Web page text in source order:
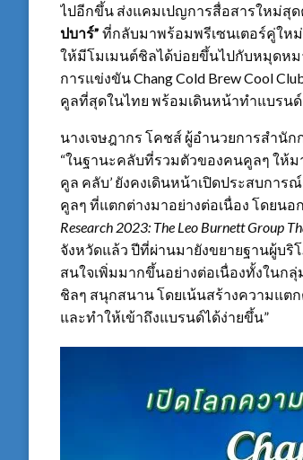
ไปอีกขึ้น ส่งแคมเปญการสื่อสารใหม่สุ
ปบาร์” ที่กลับมาพร้อมพรีเซนเตอร์คู่ใหม่
ให้มีโมเมนต์ชิลได้บ่อยขึ้นไปกับหมุดหม
การแข่งขัน Chang Cold Brew Cool
คูลที่สุดในไทย พร้อมเดินหน้าทำแบรน
นางเจษฎากร โคชส์ ผู้อำนวยการสำนัก
“ในฐานะคลับที่รวมตัวของคนคูลๆ ให้
คูล คลับ’ ยังคงเดินหน้าเปิดประสบกา
คูลๆ ที่แตกต่างมาอย่างต่อเนื่อง โดยน
Research 2023: The Leo Burnett Group
จังหวัดแล้ว ปีที่ผ่านมายังขยายฐานผู้บ
สนใจเพิ่มมากขึ้นอย่างต่อเนื่องทั้งในก
ชิลๆ สนุกสนาน โดยเน้นสร้างความแต
และทำให้เข้าถึงแบรนด์ได้ง่ายขึ้น”